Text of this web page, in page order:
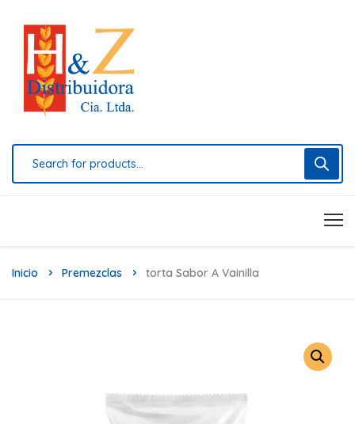
Inicio Premezclas Torta Sabor A Vainilla